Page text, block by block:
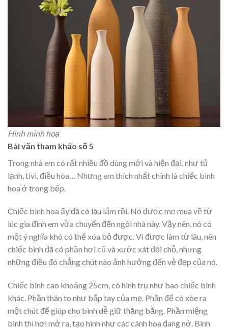
Hình minh hoạ
Bài văn tham khảo số 5
Trong nhà em có rất nhiều đồ dùng mới và hiện đại, như tủ
lạnh, tivi, điều hòa… Nhưng em thích nhất chính là chiếc bình
hoa ở trong bếp.
Chiếc bình hoa ấy đã có lâu lắm rồi. Nó được mẹ mua về từ
lúc gia đình em vừa chuyển đến ngôi nhà này. Vậy nên, nó có
một ý nghĩa khó có thể xóa bỏ được. Vì được làm từ lâu, nên
chiếc bình đã có phần hơi cũ và xước xát đôi chỗ, nhưng
những điều đó chẳng chút nào ảnh hưởng đến vẻ đẹp của nó.
Chiếc bình cao khoảng 25cm, có hình trụ như bao chiếc bình
khác. Phần thân to như bắp tay của mẹ. Phần đế có xòe ra
một chút để giúp cho bình dễ giữ thăng bằng. Phần miệng
bình thì hơi mở ra, tạo hình như các cánh hoa đang nở. Bình